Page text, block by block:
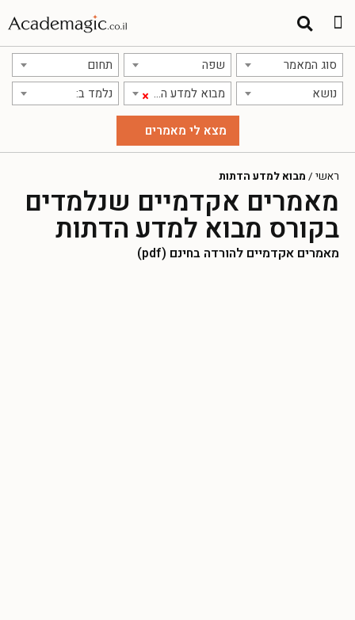
סוג המאמר שפה
תחום
נושא
× מבוא למדע הדתות נלמד ב:
ראשי / מבוא למדע הדתות
מאמרים אקדמיים שנלמדים
בקורס מבוא למדע הדתות
מאמרים אקדמיים להורדה בחינם (pdf)